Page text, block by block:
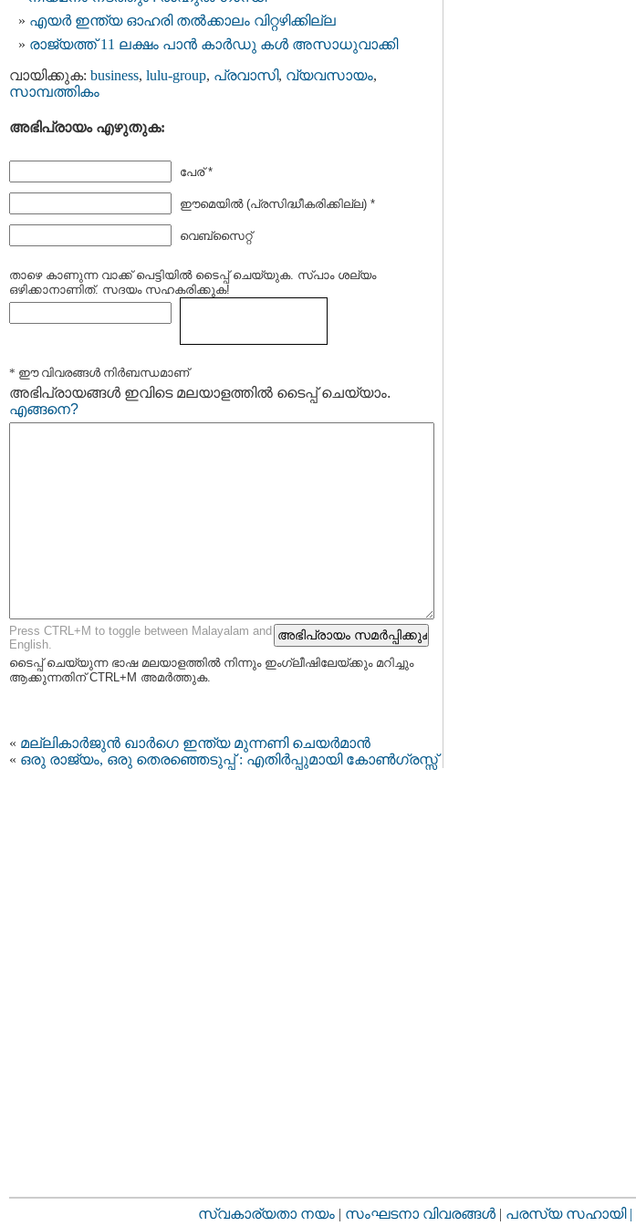
എയര്‍ ഇന്ത്യ ഓഹരി തല്‍ക്കാലം വിറ്റഴിക്കില്ല
രാജ്യത്ത് 11 ലക്ഷം പാൻ കാർഡു കൾ അസാധുവാക്കി
വായിക്കുക: business, lulu-group, പ്രവാസി, വ്യവസായം,
സാമ്പത്തികം
അഭിപ്രായം എഴുതുക:
പേര് *
ഈമെയില്‍ (പ്രസിദ്ധീകരിക്കില്ല) *
വെബ്സൈറ്റ്
താഴെ കാണുന്ന വാക്ക് പെട്ടിയില്‍ ടൈപ്പ്‌ ചെയ്യുക. സ്പാം ശല്യം
ഒഴിക്കാനാണിത്. സദയം സഹകരിക്കുക!
* ഈ വിവരങ്ങള്‍ നിര്‍ബന്ധമാണ്
അഭിപ്രായങ്ങള്‍ ഇവിടെ മലയാളത്തില്‍ ടൈപ്പ് ചെയ്യാം.
എങ്ങനെ?
Press CTRL+M to toggle between Malayalam and
English.
ടൈപ്പ്‌ ചെയ്യുന്ന ഭാഷ മലയാളത്തില്‍ നിന്നും ഇംഗ്ലീഷിലേയ്ക്കും മറിച്ചും
ആക്കുന്നതിന് CTRL+M അമര്‍ത്തുക.
« മല്ലികാര്‍ജുന്‍ ഖാര്‍ഗെ ഇന്ത്യ മുന്നണി ചെയര്‍മാന്‍
« ഒരു രാജ്യം, ഒരു തെരഞ്ഞെടുപ്പ് : എതിർപ്പുമായി കോൺഗ്രസ്സ്
സ്വകാര്യതാ നയം | സംഘടനാ വിവരങ്ങള്‍ | പരസ്യ സഹായി |